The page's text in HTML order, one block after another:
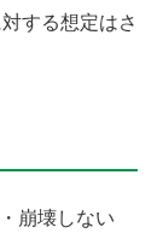
する想定はさ
崩壊しない